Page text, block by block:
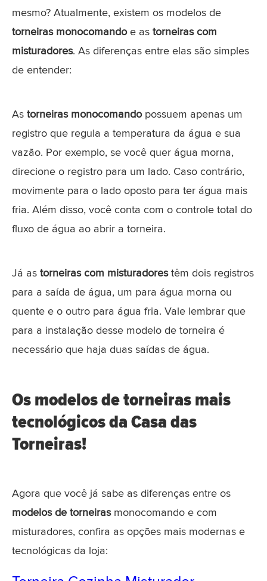
mesmo? Atualmente, existem os modelos de
torneiras monocomando e as torneiras com
misturadores. As diferenças entre elas são simples
de entender:
As torneiras monocomandopossuem apenas um
registro que regula a temperatura da água e sua
vazão. Por exemplo, se você quer água morna,
direcione o registro para um lado. Caso contrário,
movimente para o lado oposto para ter água mais
fria. Além disso, você conta com o controle total do
fluxo de água ao abrir a torneira.
Já as torneiras com misturadorestêm dois registros
para a saída de água, um para água morna ou
quente e o outro para água fria. Vale lembrar que
para a instalação desse modelo de torneira é
necessário que haja duas saídas de água.
Os modelos de torneiras mais
tecnológicos da Casa das
Torneiras!
Agora que você já sabe as diferenças entre os
modelos de torneirasmonocomando e com
misturadores, confira as opções mais modernas e
tecnológicas da loja: